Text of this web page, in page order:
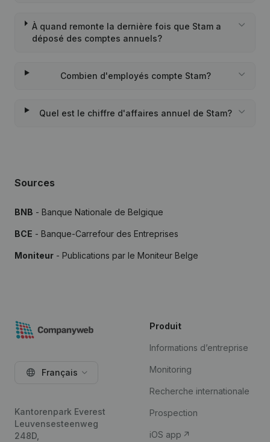
À quand remonte la dernière fois que Stam a
déposé des comptes annuels?
Combien d'employés compte Stam?
Quel est le chiffre d'affaires annuel de Stam?
Sources
BNB - Banque Nationale de Belgique
BCE - Banque-Carrefour des Entreprises
Moniteur - Publications par le Moniteur Belge
Français
Kantorenpark Everest
Leuvensesteenweg
248D,
Produit
Informations d’entreprise
Monitoring
Recherche internationale
Prospection
iOS app